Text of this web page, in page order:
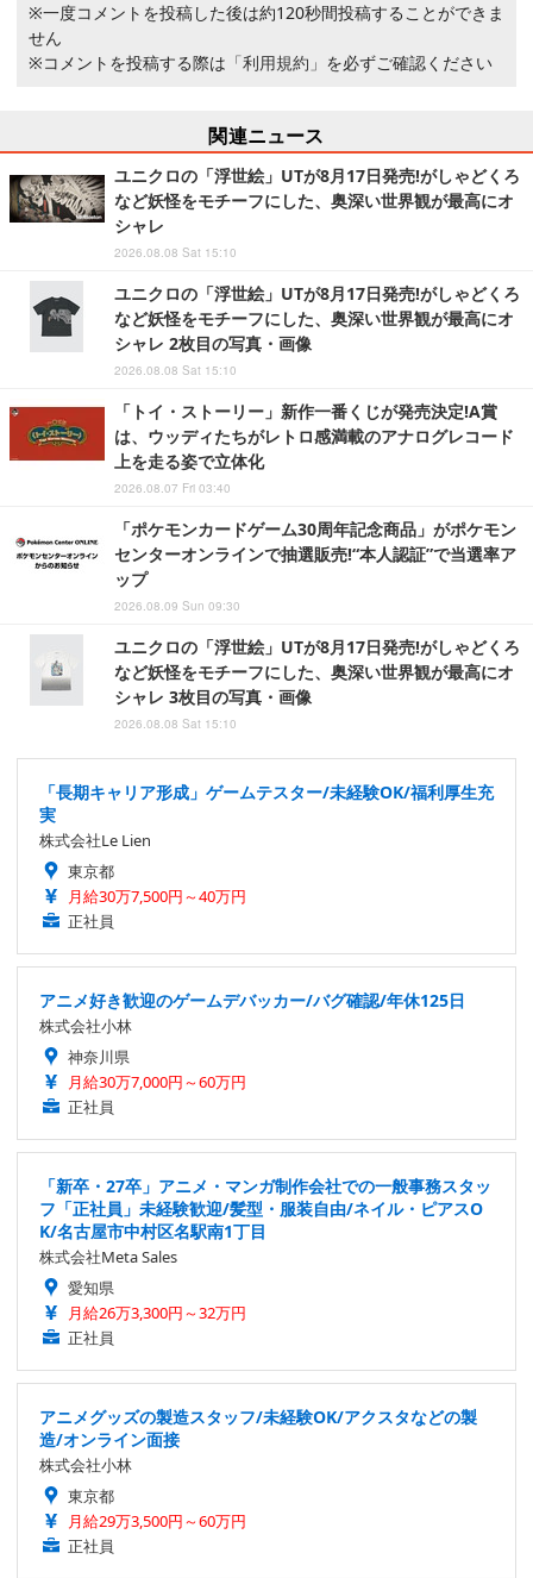
※一度コメントを投稿した後は約120秒間投稿することができま
せん
※コメントを投稿する際は 「利用規約」 を必ずご確認ください
関連ニュース
ユニクロの「浮世絵」UTが8月17日発売!がしゃどくろ
など妖怪をモチーフにした、奥深い世界観が最高にオ
シャレ
2026.08.08 Sat 15:10
ユニクロの「浮世絵」UTが8月17日発売!がしゃどくろ
など妖怪をモチーフにした、奥深い世界観が最高にオ
シャレ 2枚目の写真・画像
2026.08.08 Sat 15:10
「トイ・ストーリー」新作一番くじが発売決定!A賞
は、ウッディたちがレトロ感満載のアナログレコード
上を走る姿で立体化
2026.08.07 Fri 03:40
「ポケモンカードゲーム30周年記念商品」がポケモン
センターオンラインで抽選販売!“本人認証”で当選率ア
ップ
2026.08.09 Sun 09:30
ユニクロの「浮世絵」UTが8月17日発売!がしゃどくろ
など妖怪をモチーフにした、奥深い世界観が最高にオ
シャレ 3枚目の写真・画像
2026.08.08 Sat 15:10
「長期キャリア形成」ゲームテスター/未経験OK/福利厚生充
実
株式会社Le Lien
東京都
月給30万7,500円～40万円
正社員
アニメ好き歓迎のゲームデバッカー/バグ確認/年休125日
株式会社小林
神奈川県
月給30万7,000円～60万円
正社員
「新卒・27卒」アニメ・マンガ制作会社での一般事務スタッ
フ「正社員」未経験歓迎/髪型・服装自由/ネイル・ピアスO
K/名古屋市中村区名駅南1丁目
株式会社Meta Sales
愛知県
月給26万3,300円～32万円
正社員
アニメグッズの製造スタッフ/未経験OK/アクスタなどの製
造/オンライン面接
株式会社小林
東京都
月給29万3,500円～60万円
正社員